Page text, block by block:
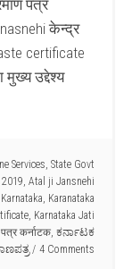
पत्र
केन्द्र
certificate
मुख्य उद्देश्य
Services, State Govt
, Atal ji Jansnehi
, Karanataka
, Karnataka Jati
पत्र कर्नाटक, ಕರ್ನಾಟಕ
4 Comments